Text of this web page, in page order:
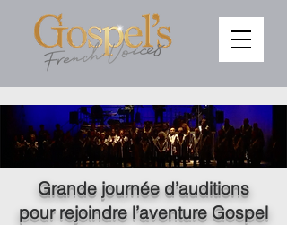
Grande journée d’auditions
pour rejoindre l’aventure Gospel